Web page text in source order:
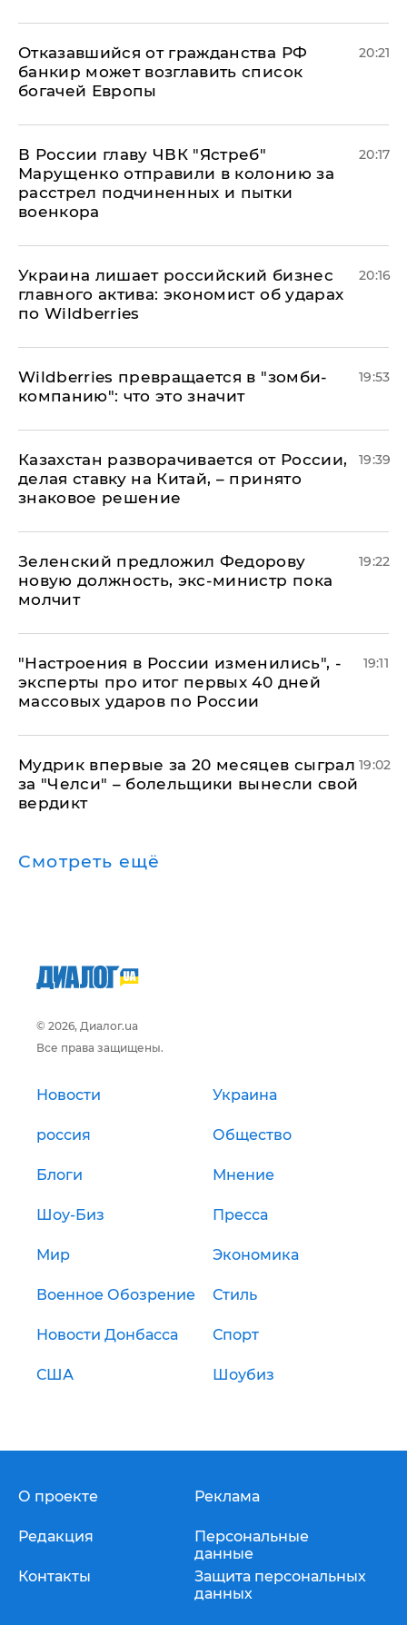
Отказавшийся от гражданства РФ
банкир может возглавить список
богачей Европы
20:21
В России главу ЧВК "Ястреб"
Марущенко отправили в колонию за
расстрел подчиненных и пытки
военкора
20:17
​Украина лишает российский бизнес
главного актива: экономист об ударах
по Wildberries
20:16
Wildberries превращается в "зомби-
компанию": что это значит
19:53
Казахстан разворачивается от России,
делая ставку на Китай, – принято
знаковое решение
19:39
Зеленский предложил Федорову
новую должность, экс-министр пока
молчит
19:22
"Настроения в России изменились", -
эксперты про итог первых 40 дней
массовых ударов по России
19:11
Мудрик впервые за 20 месяцев сыграл
за "Челси" – болельщики вынесли свой
вердикт
19:02
Смотреть ещё
© 2026, Диалог.ua
Все права защищены.
Новости Украина
россия Общество
Блоги Мнение
Шоу-Биз Пресса
Мир Экономика
Военное Обозрение Стиль
Новости Донбасса Спорт
США Шоубиз
О проекте
Редакция
Контакты
Реклама
Персональные
данные
Защита персональных
данных